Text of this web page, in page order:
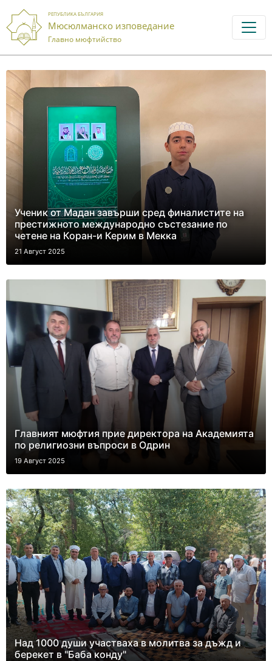
РЕПУБЛИКА БЪЛГАРИЯ
Мюсюлманско изповедание
Главно мюфтийство
Ученик от Мадан завърши сред финалистите на
престижното международно състезание по
четене на Коран-и Керим в Мекка
21 Август 2025
Главният мюфтия прие директора на Академията
по религиозни въпроси в Одрин
19 Август 2025
Над 1000 души участваха в молитва за дъжд и
берекет в "Баба конду"